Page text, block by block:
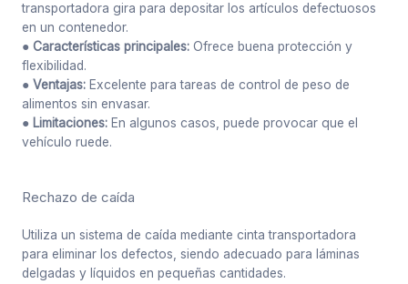
transportadora gira para depositar los artículos defectuosos
en un contenedor.
● Características principales: Ofrece buena protección y
flexibilidad.
● Ventajas: Excelente para tareas de control de peso de
alimentos sin envasar.
● Limitaciones: En algunos casos, puede provocar que el
vehículo ruede.
Rechazo de caída
Utiliza un sistema de caída mediante cinta transportadora
para eliminar los defectos, siendo adecuado para láminas
delgadas y líquidos en pequeñas cantidades.